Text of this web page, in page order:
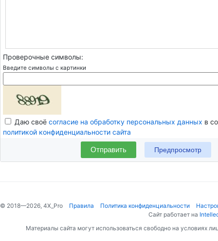
Проверочные символы:
Введите символы с картинки
Даю своё согласие на обработку персональных данных в
политикой конфиденциальности сайта
Отправить
© 2018—2026, 4X_Pro Правила Политика конфиденциальности
Сайт работает на
Материалы сайта могут использоваться свободно на условиях